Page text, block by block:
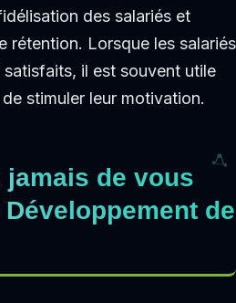
des salariés et
rétention. Lorsque les salariés
il est souvent utile
stimuler leur motivation.
jamais de vous
de